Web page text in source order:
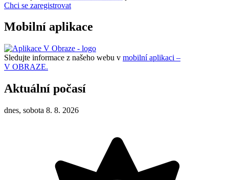
Chci se zaregistrovat
Mobilní aplikace
Sledujte informace z našeho webu v mobilní aplikaci –
V OBRAZE.
Aktuální počasí
dnes, sobota 8. 8. 2026